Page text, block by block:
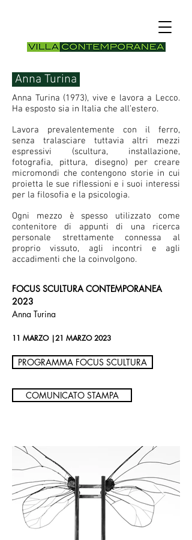
Anna Turina
Anna Turina (1973), vive e lavora a Lecco.
Ha esposto sia in Italia che all’estero.
Lavora prevalentemente con il ferro,
senza tralasciare tuttavia altri mezzi
espressivi (scultura, installazione,
fotografia, pittura, disegno) per creare
micromondi che contengono storie in cui
proietta le sue riflessioni e i suoi interessi
per la filosofia e la psicologia.
Ogni mezzo è spesso utilizzato come
contenitore di appunti di una ricerca
personale strettamente connessa al
proprio vissuto, agli incontri e agli
accadimenti che la coinvolgono.
FOCUS SCULTURA CONTEMPORANEA
2023
Anna Turina
11 MARZO |21 MARZO 2023
PROGRAMMA FOCUS SCULTURA
COMUNICATO STAMPA